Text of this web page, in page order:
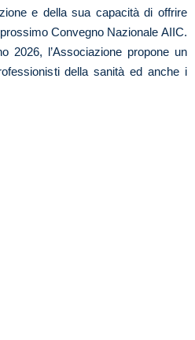
e della sua capacità di offrire
Convegno Nazionale AIIC.
2026, l’Associazione propone un
della sanità ed anche i